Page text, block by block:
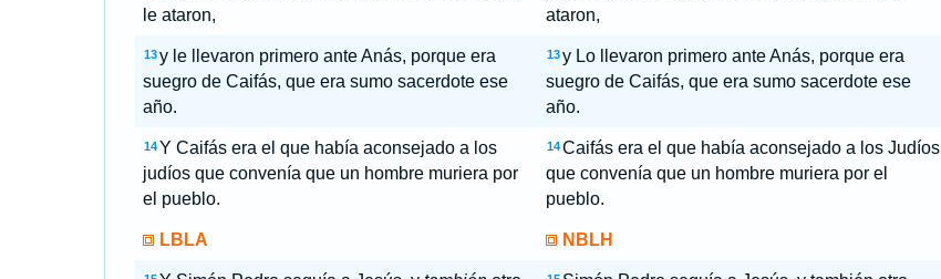
le ataron,
ataron,
13 y le llevaron primero ante Anás, porque era
suegro de Caifás, que era sumo sacerdote ese
año.
13 y Lo llevaron primero ante Anás, porque era
suegro de Caifás, que era sumo sacerdote ese
año.
14 Y Caifás era el que había aconsejado a los
judíos que convenía que un hombre muriera por
el pueblo.
14 Caifás era el que había aconsejado a los Judíos
que convenía que un hombre muriera por el
pueblo.
LBLA NBLH